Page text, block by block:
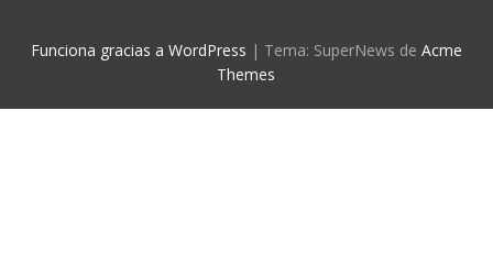
Funciona gracias a WordPress | Tema: SuperNews de Acme
Themes